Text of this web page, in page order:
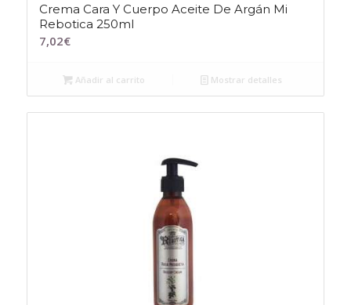
Crema Cara Y Cuerpo Aceite De Argán Mi
Rebotica 250ml
7,02€
Añadir al carrito Mostrar detalles